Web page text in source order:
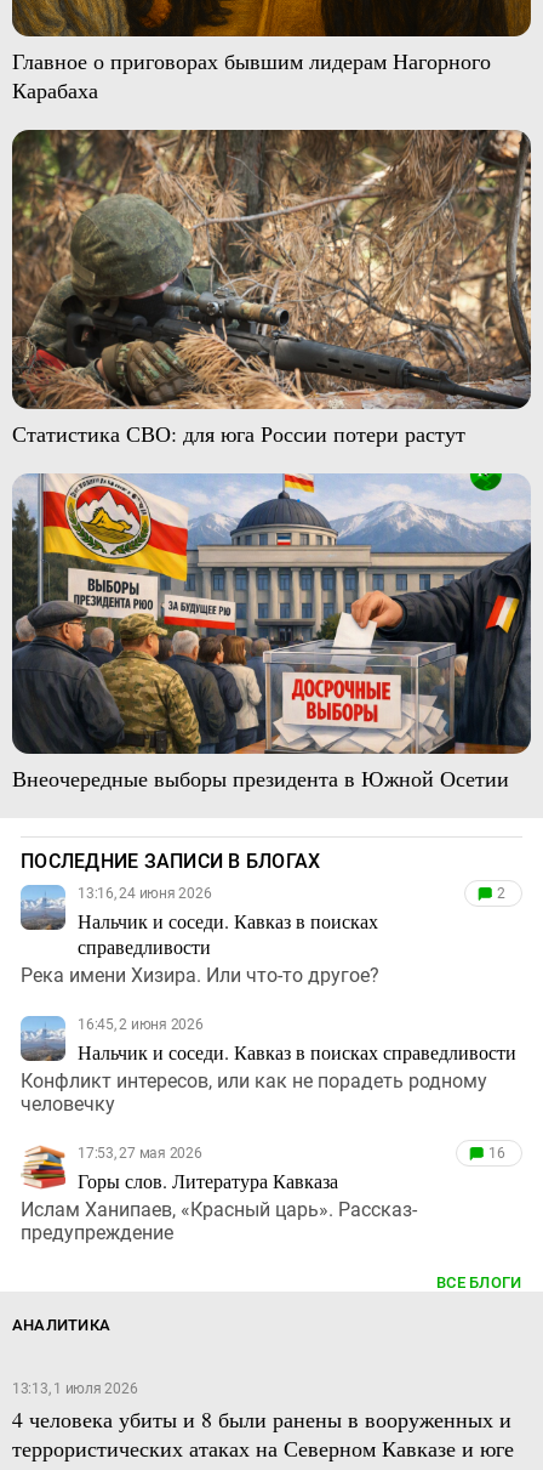
Главное о приговорах бывшим лидерам Нагорного
Карабаха
Статистика СВО: для юга России потери растут
Внеочередные выборы президента в Южной Осетии
ПОСЛЕДНИЕ ЗАПИСИ В БЛОГАХ
13:16, 24 июня 2026
Нальчик и соседи. Кавказ в поисках
справедливости
2
Река имени Хизира. Или что-то другое?
16:45, 2 июня 2026
Нальчик и соседи. Кавказ в поисках справедливости
Конфликт интересов, или как не порадеть родному
человечку
17:53, 27 мая 2026
Горы слов. Литература Кавказа
16
Ислам Ханипаев, «Красный царь». Рассказ-
предупреждение
ВСЕ БЛОГИ
АНАЛИТИКА
13:13, 1 июля 2026
4 человека убиты и 8 были ранены в вооруженных и
террористических атаках на Северном Кавказе и юге